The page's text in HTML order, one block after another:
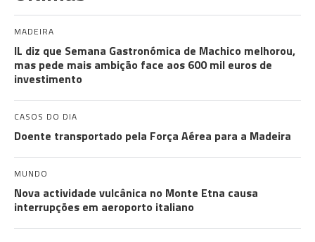
MADEIRA
IL diz que Semana Gastronómica de Machico melhorou,
mas pede mais ambição face aos 600 mil euros de
investimento
CASOS DO DIA
Doente transportado pela Força Aérea para a Madeira
MUNDO
Nova actividade vulcânica no Monte Etna causa
interrupções em aeroporto italiano